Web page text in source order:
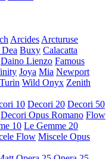
Arcides Arcturuse
Buxy Calacatta
Daino Lienzo Famous
Joya Mia Newport
Turin Wild Onyx Zenith
10 Decori 20 Decori 50
Decori Opus Romano Flow
10 Le Gemme 20
Flow Miscele Opus